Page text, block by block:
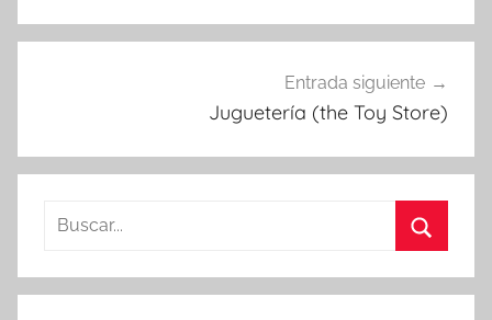
Entrada siguiente
Juguetería (the Toy Store)
Buscar: